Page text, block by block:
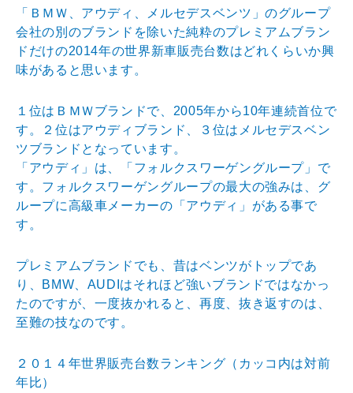
「ＢＭＷ、アウディ、メルセデスベンツ」のグループ
会社の別のブランドを除いた純粋のプレミアムブラン
ドだけの2014年の世界新車販売台数はどれくらいか興
味があ ると思います。
１位はＢＭＷブランドで、2005年から10年連続首位で
す。２位はアウディブランド、３位はメルセデスベン
ツブランドとなっています。
「アウディ」は、「フォルクスワーゲングループ」で
す 。フォルクスワーゲングループの最大の強みは、グ
ループに高級車メーカーの「アウディ」がある事で
す。
プレミアムブランドでも、昔はベンツがトップであ
り、B MW、AUDIはそれほど強いブランドではなかっ
たのですが、一度抜かれると、再度、抜き返すのは、
至難の技なのです。
２０１４年世界販売台数ランキング（カッコ内は対前
年比）